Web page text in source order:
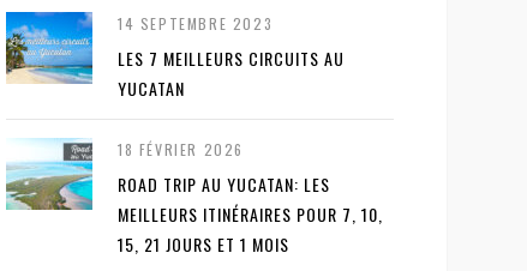
14 SEPTEMBRE 2023
LES 7 MEILLEURS CIRCUITS AU
YUCATAN
18 FÉVRIER 2026
ROAD TRIP AU YUCATAN: LES
MEILLEURS ITINÉRAIRES POUR 7, 10,
15, 21 JOURS ET 1 MOIS